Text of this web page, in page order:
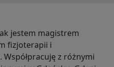
jestem magistrem
fizjoterapii i
z różnymi